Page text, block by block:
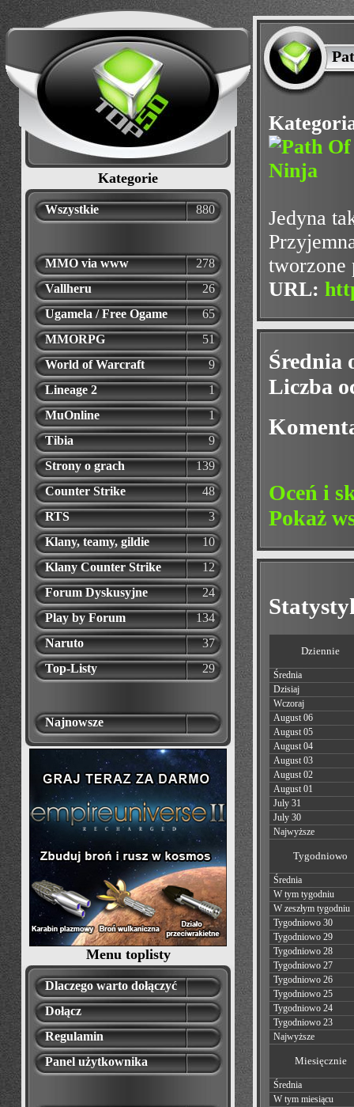
Kategorie
Wszystkie 880
MMO via www
278
Vallheru
26
Ugamela / Free Ogame
65
MMORPG
51
World of Warcraft
9
Lineage 2
1
MuOnline
1
Tibia
9
Strony o grach
139
Counter Strike
48
RTS
3
Klany, teamy, gildie
10
Klany Counter Strike
12
Forum Dyskusyjne
24
Play by Forum
134
Naruto
37
Top-Listy
29
Najnowsze
Menu toplisty
Dlaczego warto dołączyć
Dołącz
Regulamin
Panel użytkownika
Jedyna
tworzone
URL:
Średnia
Liczba
Oceń i
Pokaż
Dziennie
Średnia
Dzisiaj
Wczoraj
August 06
August 05
August 04
August 03
August 02
August 01
July 31
July 30
Najwyższe
Tygodniowo
Średnia
W tym tygodniu
W zeszłym tygodniu
Tygodniowo 30
Tygodniowo 29
Tygodniowo 28
Tygodniowo 27
Tygodniowo 26
Tygodniowo 25
Tygodniowo 24
Tygodniowo 23
Najwyższe
Miesięcznie
Średnia
W tym miesiącu